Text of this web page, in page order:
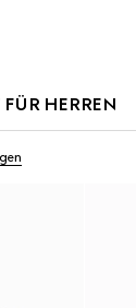
HERREN